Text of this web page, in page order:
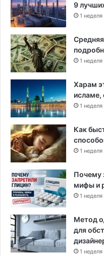
а
щ
а
т
ь
с
я
в
к
о
л
ы
9
1
1
Харам
исламе,
1
Как
1
Почему
мифы и
1
Метод
для
1